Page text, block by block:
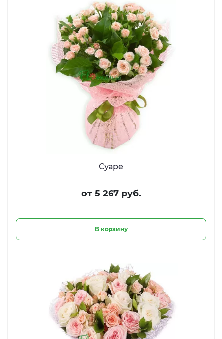
Суаре
от 5 267 руб.
В корзину